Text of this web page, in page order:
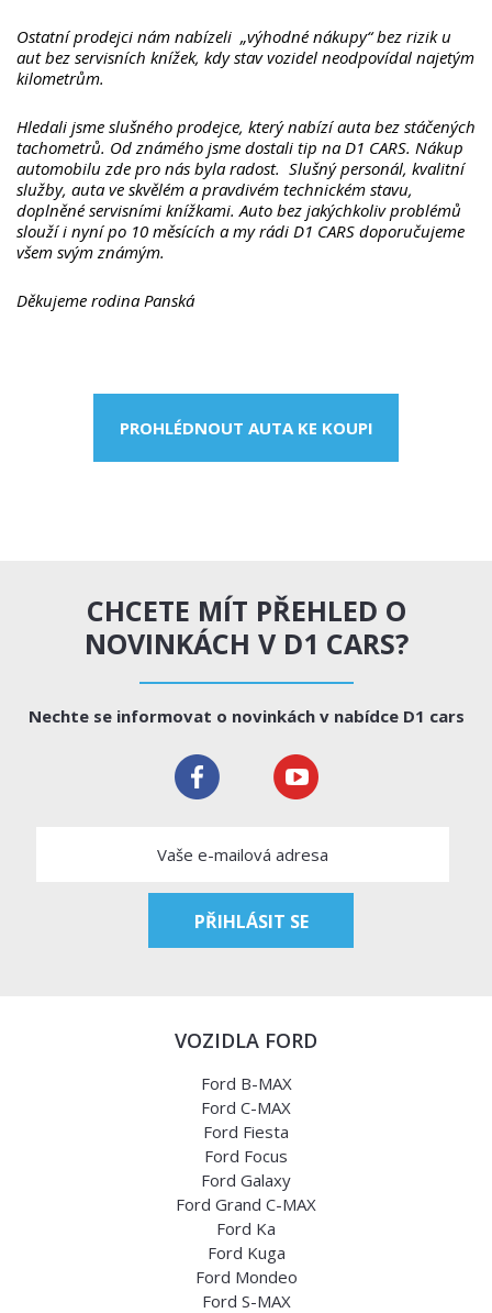
Ostatní prodejci nám nabízeli „výhodné nákupy“ bez rizik u
aut bez servisních knížek, kdy stav vozidel neodpovídal najetým
kilometrům.
Hledali jsme slušného prodejce, který nabízí auta bez stáčených
tachometrů. Od známého jsme dostali tip na D1 CARS. Nákup
automobilu zde pro nás byla radost. Slušný personál, kvalitní
služby, auta ve skvělém a pravdivém technickém stavu,
doplněné servisními knížkami.Auto bez jakýchkoliv problémů
slouží i nyní po 10 měsících a my rádi D1 CARS doporučujeme
všem svým známým.
Děkujeme rodina Panská
PROHLÉDNOUT AUTA KE KOUPI
CHCETE MÍT PŘEHLED O
NOVINKÁCH V D1 CARS?
Nechte se informovat o novinkách v nabídce D1 cars
VOZIDLA FORD
Ford B-MAX
Ford C-MAX
Ford Fiesta
Ford Focus
Ford Galaxy
Ford Grand C-MAX
Ford Ka
Ford Kuga
Ford Mondeo
Ford S-MAX